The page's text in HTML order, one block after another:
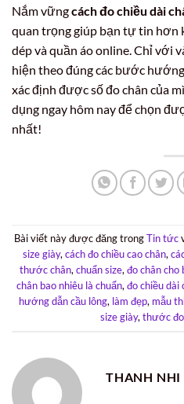
Nắm vữngcách đo chiều dài
quan trọng giúp bạn tự tin hơn
dép và quần áo online. Chỉ với
hiện theo đúng các bước
xác định được số đo chân của
dụng ngay hôm nay để chọn
nhất!
Bài viết này được đăng trongTin tức
size giày, cách đo chiều cao chân,
thước chân, chuẩn size, đo chân cho
chân bao nhiêu là chuẩn, đo chiều dài
hướng dẫn cầu lông, làm đẹp, mẫu
size giày, thước đo
THANH NHI